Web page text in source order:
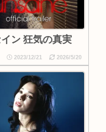
ン 狂気の真実
2023/12/21 2026/5/20